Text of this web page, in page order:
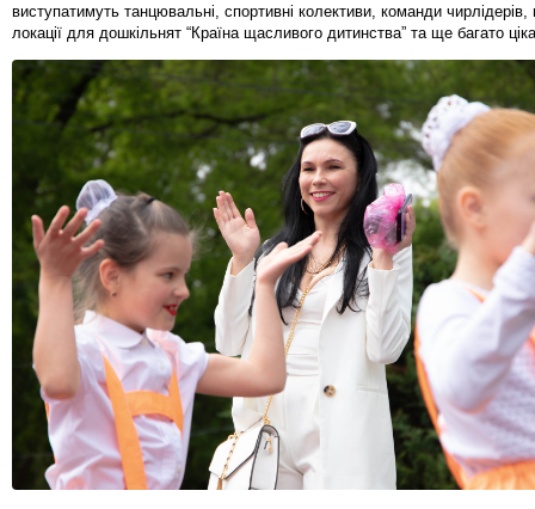
виступатимуть танцювальні, спортивні колективи, команди
локації для дошкільнят “Країна щасливого дитинства” та ще багато